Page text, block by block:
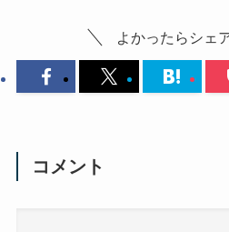
よかったらシェ
コメント